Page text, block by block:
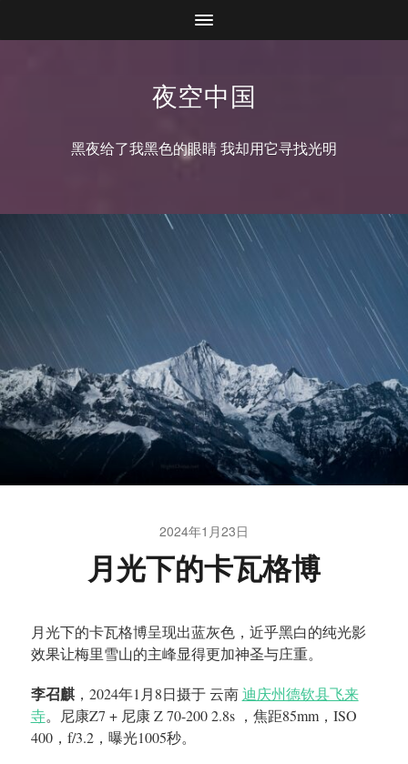
夜空中国
黑夜给了我黑色的眼睛 我却用它寻找光明
2024年1月23日
月光下的卡瓦格博
月光下的卡瓦格博呈现出蓝灰色，近乎黑白的纯光影
效果让梅里雪山的主峰显得更加神圣与庄重。
李召麒，2024年1月8日摄于 云南迪庆州德钦县飞来
寺。尼康Z7 + 尼康 Z 70-200 2.8s ，焦距85mm，ISO
400，f/3.2，曝光1005秒。